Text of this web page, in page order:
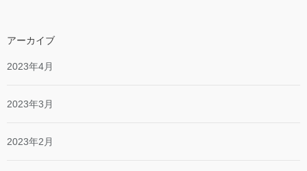
アーカイブ
2023年4月
2023年3月
2023年2月